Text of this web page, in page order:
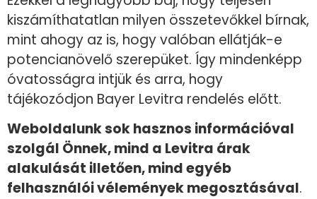
kiszámíthatatlan milyen összetevőkkel bírnak,
mint ahogy az is, hogy valóban ellátják-e
potencianövelő szerepüket. Így mindenképp
óvatosságra intjük és arra, hogy
tájékozódjon Bayer Levitra rendelés előtt.
Weboldalunk sok hasznos információval
szolgál Önnek, mind a Levitra árak
alakulását illetően, mind egyéb
felhasználói vélemények megosztásával.